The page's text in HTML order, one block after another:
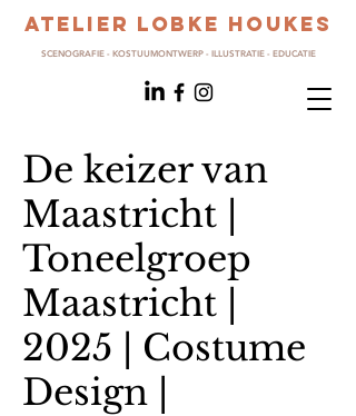
ATELIER LOBKE HOUKES
SCENOGRAFIE - KOSTUUMONTWERP - ILLUSTRATIE - EDUCATIE
De keizer van
Maastricht |
Toneelgroep
Maastricht |
2025 | Costume
Design |